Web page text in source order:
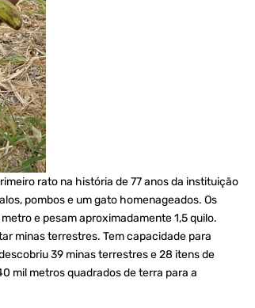
rato na história de 77 anos da instituição
pombos e um gato homenageados. Os
e pesam aproximadamente 1,5 quilo.
minas terrestres. Tem capacidade para
39 minas terrestres e 28 itens de
mil metros quadrados de terra para a